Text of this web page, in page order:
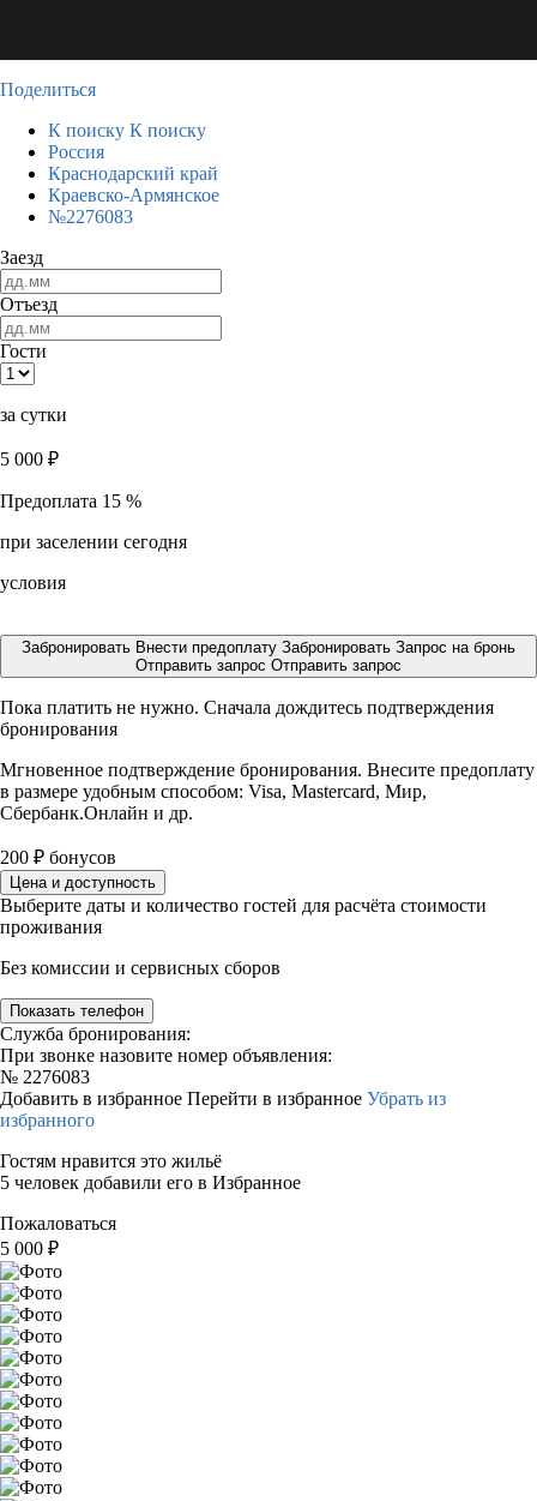
Поделиться
К поиску К поиску
Россия
Краснодарский край
Краевско-Армянское
№2276083
Заезд
Отъезд
Гости
за сутки
5 000 ₽
Предоплата 15 %
при заселении сегодня
условия
Забронировать Внести предоплату Забронировать Запрос на бронь
Отправить запрос Отправить запрос
Пока платить не нужно. Сначала дождитесь подтверждения
бронирования
Мгновенное подтверждение бронирования. Внесите предоплату
в размере удобным способом: Visa, Mastercard, Мир,
Сбербанк.Онлайн и др.
200 ₽ бонусов
Цена и доступность
Выберите даты и количество гостей для расчёта стоимости
проживания
Без комиссии и сервисных сборов
Показать телефон
Служба бронирования:
При звонке назовите номер объявления:
№ 2276083
Добавить в избранное Перейти в избранное Убрать из
избранного
Гостям нравится это жильё
5 человек добавили его в Избранное
Пожаловаться
5 000 ₽